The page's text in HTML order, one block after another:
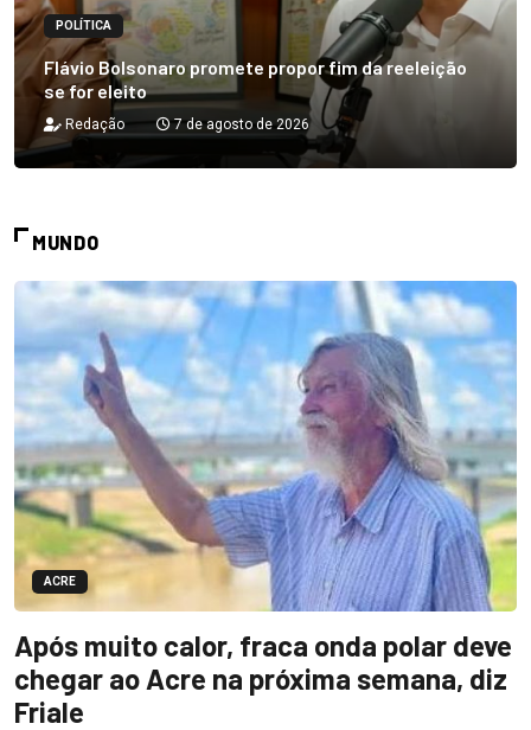
POLÍTICA
Flávio Bolsonaro promete propor fim da reeleição
se for eleito
Redação 7 de agosto de 2026
MUNDO
ACRE
Após muito calor, fraca onda polar deve
chegar ao Acre na próxima semana, diz
Friale